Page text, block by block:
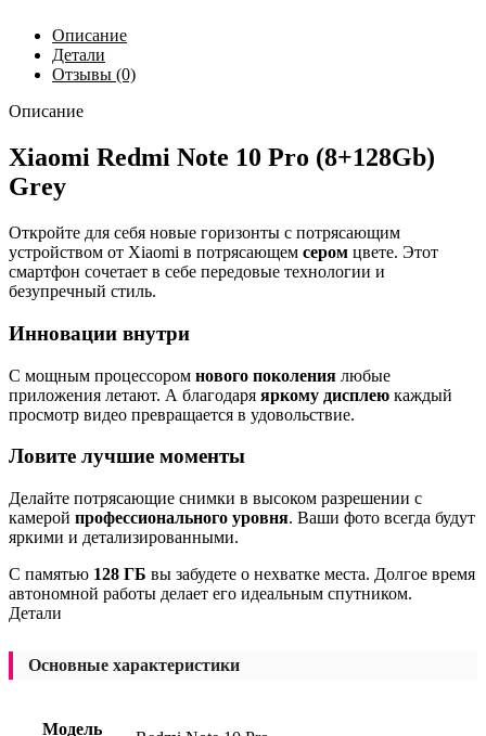
Описание
Детали
Отзывы (0)
Описание
Xiaomi Redmi Note 10 Pro (8+128Gb)
Grey
Откройте для себя новые горизонты с потрясающим
устройством от Xiaomi в потрясающем сером цвете. Этот
смартфон сочетает в себе передовые технологии и
безупречный стиль.
Инновации внутри
С мощным процессором нового поколения любые
приложения летают. А благодаря яркому дисплею каждый
просмотр видео превращается в удовольствие.
Ловите лучшие моменты
Делайте потрясающие снимки в высоком разрешении с
камерой профессионального уровня. Ваши фото всегда будут
яркими и детализированными.
С памятью 128 ГБ вы забудете о нехватке места. Долгое время
автономной работы делает его идеальным спутником.
Детали
Основные характеристики
Модель